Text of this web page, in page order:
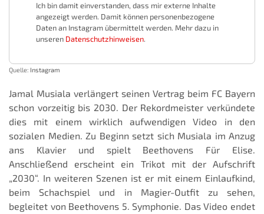
Ich bin damit einverstanden, dass mir externe Inhalte
angezeigt werden. Damit können personenbezogene
Daten an Instagram übermittelt werden. Mehr dazu in
unseren Datenschutzhinweisen.
Quelle: Instagram
Jamal Musiala verlängert seinen Vertrag beim FC Bayern
schon vorzeitig bis 2030. Der Rekordmeister verkündete
dies mit einem wirklich aufwendigen Video in den
sozialen Medien. Zu Beginn setzt sich Musiala im Anzug
ans Klavier und spielt Beethovens Für Elise.
Anschließend erscheint ein Trikot mit der Aufschrift
„2030“. In weiteren Szenen ist er mit einem Einlaufkind,
beim Schachspiel und in Magier-Outfit zu sehen,
begleitet von Beethovens 5. Symphonie. Das Video endet